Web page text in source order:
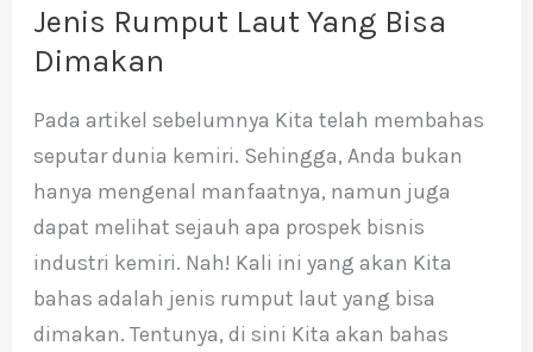
Jenis Rumput Laut Yang Bisa
Dimakan
Pada artikel sebelumnya Kita telah membahas
seputar dunia kemiri. Sehingga, Anda bukan
hanya mengenal manfaatnya, namun juga
dapat melihat sejauh apa prospek bisnis
industri kemiri. Nah! Kali ini yang akan Kita
bahas adalah jenis rumput laut yang bisa
dimakan. Tentunya, di sini Kita akan bahas